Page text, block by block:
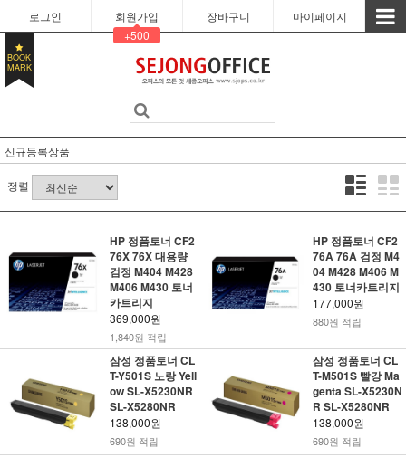
로그인
회원가입
+500
장바구니 마이페이지
BOOK
MARK
신규등록상품
정렬
HP 정품토너 CF2
76X 76X 대용량
검정 M404 M428
M406 M430 토너
카트리지
369,000원
1,840원 적립
HP 정품토너 CF2
76A 76A 검정 M4
04 M428 M406 M
430 토너카트리지
177,000원
880원 적립
삼성 정품토너 CL
T-Y501S 노랑 Yell
ow SL-X5230NR
SL-X5280NR
138,000원
690원 적립
삼성 정품토너 CL
T-M501S 빨강 Ma
genta SL-X5230N
R SL-X5280NR
138,000원
690원 적립